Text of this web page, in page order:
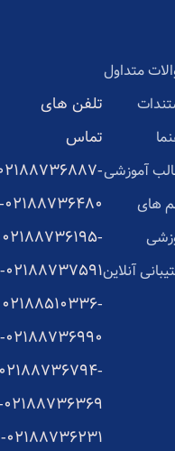
متداول
آموزشی
های
آنلاین
تلفن های
تماس
02188736887-
02188736480-
02188736195-
02188737591-
02188510336-
02188736990-
02188736794-
02188736369-
02188736231-